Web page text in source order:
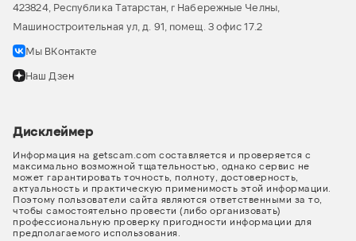
423824, Республика Татарстан, г Набережные Челны,
Машиностроительная ул, д. 91, помещ. 3 офис 17.2
Мы ВКонтакте
Наш Дзен
Дисклеймер
Информация на getscam.com составляется и проверяется с
максимально возможной тщательностью, однако сервис не
может гарантировать точность, полноту, достоверность,
актуальность и практическую применимость этой информации.
Поэтому пользователи сайта являются ответственными за то,
чтобы самостоятельно провести (либо организовать)
профессиональную проверку пригодности информации для
предполагаемого использования.